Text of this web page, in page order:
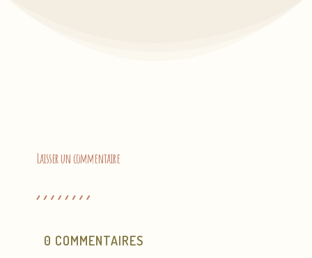
Laisser un commentaire
0 COMMENTAIRES